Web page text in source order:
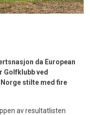
da European
Golfklubb ved
stilte med fire
av resultatlisten